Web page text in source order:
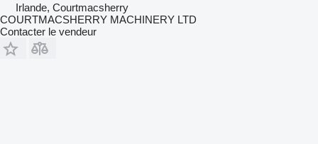
Irlande, Courtmacsherry
COURTMACSHERRY MACHINERY LTD
Contacter le vendeur